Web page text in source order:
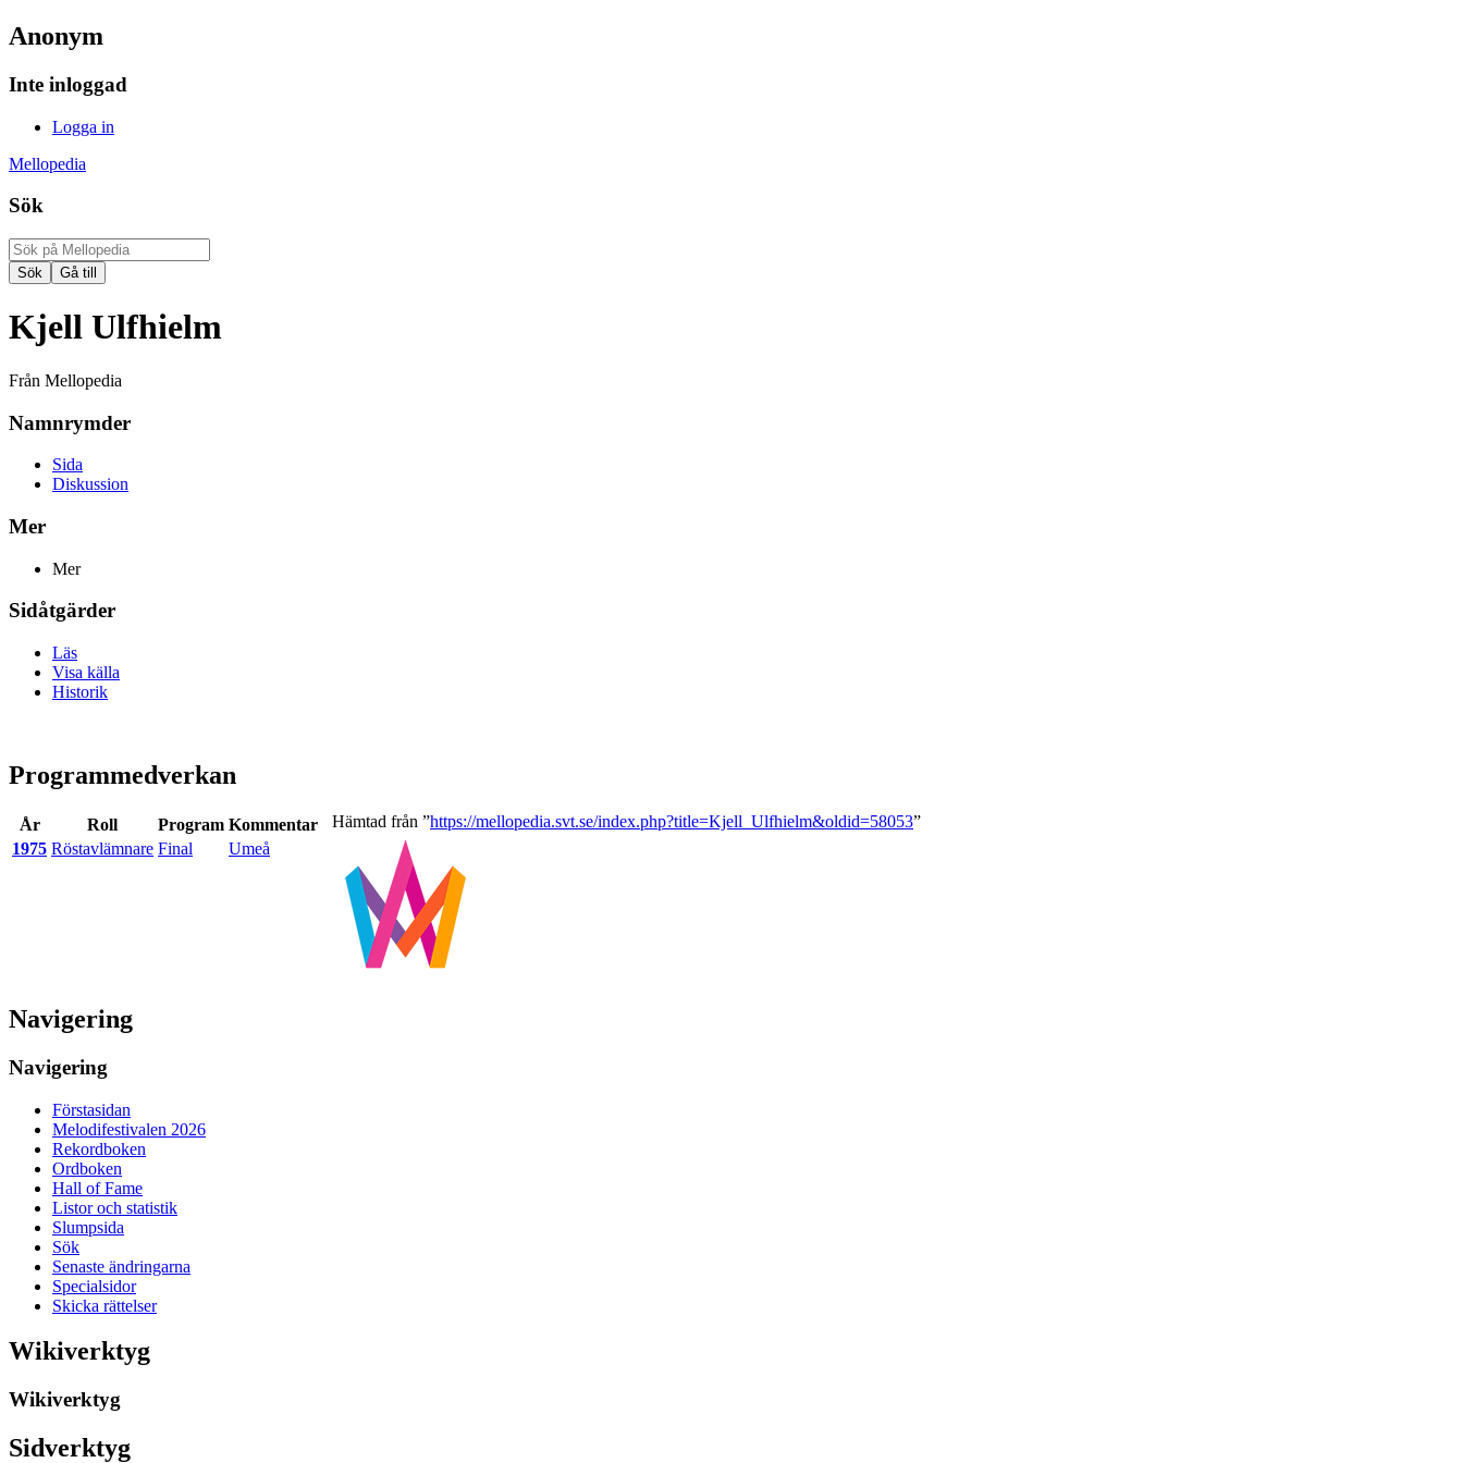
Anonym
Inte inloggad
Logga in
Mellopedia
Sök
Kjell Ulfhielm
Från Mellopedia
Namnrymder
Sida
Diskussion
Mer
Mer
Sidåtgärder
Läs
Visa källa
Historik
Programmedverkan
År Roll Program Kommentar
1975 Röstavlämnare Final Umeå
Hämtad från ”https://mellopedia.svt.se/index.php?title=Kjell_Ulfhielm&oldid=58053”
Navigering
Navigering
Förstasidan
Melodifestivalen 2026
Rekordboken
Ordboken
Hall of Fame
Listor och statistik
Slumpsida
Sök
Senaste ändringarna
Specialsidor
Skicka rättelser
Wikiverktyg
Wikiverktyg
Sidverktyg